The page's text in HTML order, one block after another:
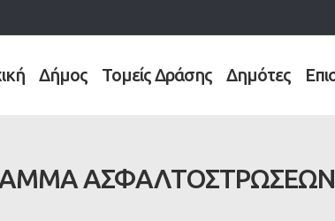
Δήμος Τομείς Δράσης Δημότες
ΑΣΦΑΛΤΟΣΤΡΩΣΕΩΝ